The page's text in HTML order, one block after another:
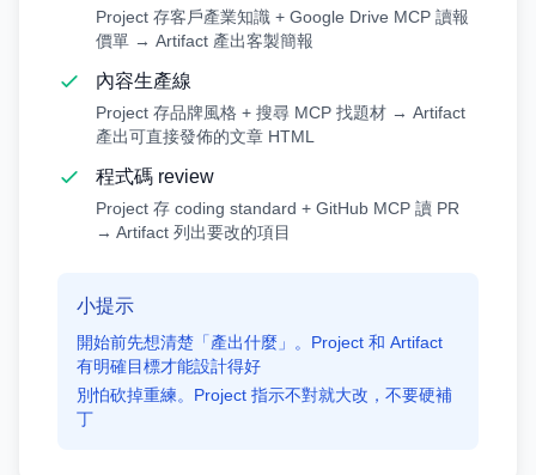
Project 存客戶產業知識 + Google Drive MCP 讀報
價單 → Artifact 產出客製簡報
內容生產線
Project 存品牌風格 + 搜尋 MCP 找題材 → Artifact
產出可直接發佈的文章 HTML
程式碼 review
Project 存 coding standard + GitHub MCP 讀 PR
→ Artifact 列出要改的項目
小提示
開始前先想清楚「產出什麼」。Project 和 Artifact
有明確目標才能設計得好
別怕砍掉重練。Project 指示不對就大改，不要硬補
丁